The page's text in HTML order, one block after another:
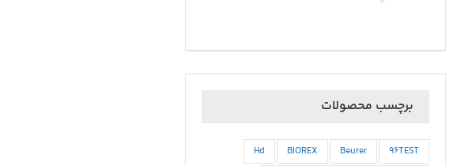
برچسب محصولات
96TEST
Beurer
BIOREX
Hd